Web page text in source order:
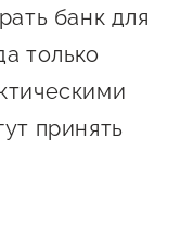
банк для
только
принять